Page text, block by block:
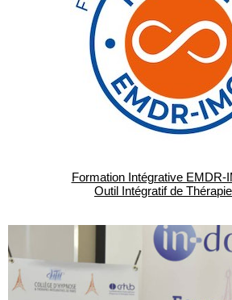
Formation Intégrative EMDR-
Outil Intégratif de